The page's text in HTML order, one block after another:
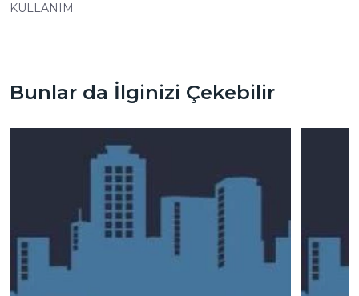
KULLANIM
Bunlar da İlginizi Çekebilir